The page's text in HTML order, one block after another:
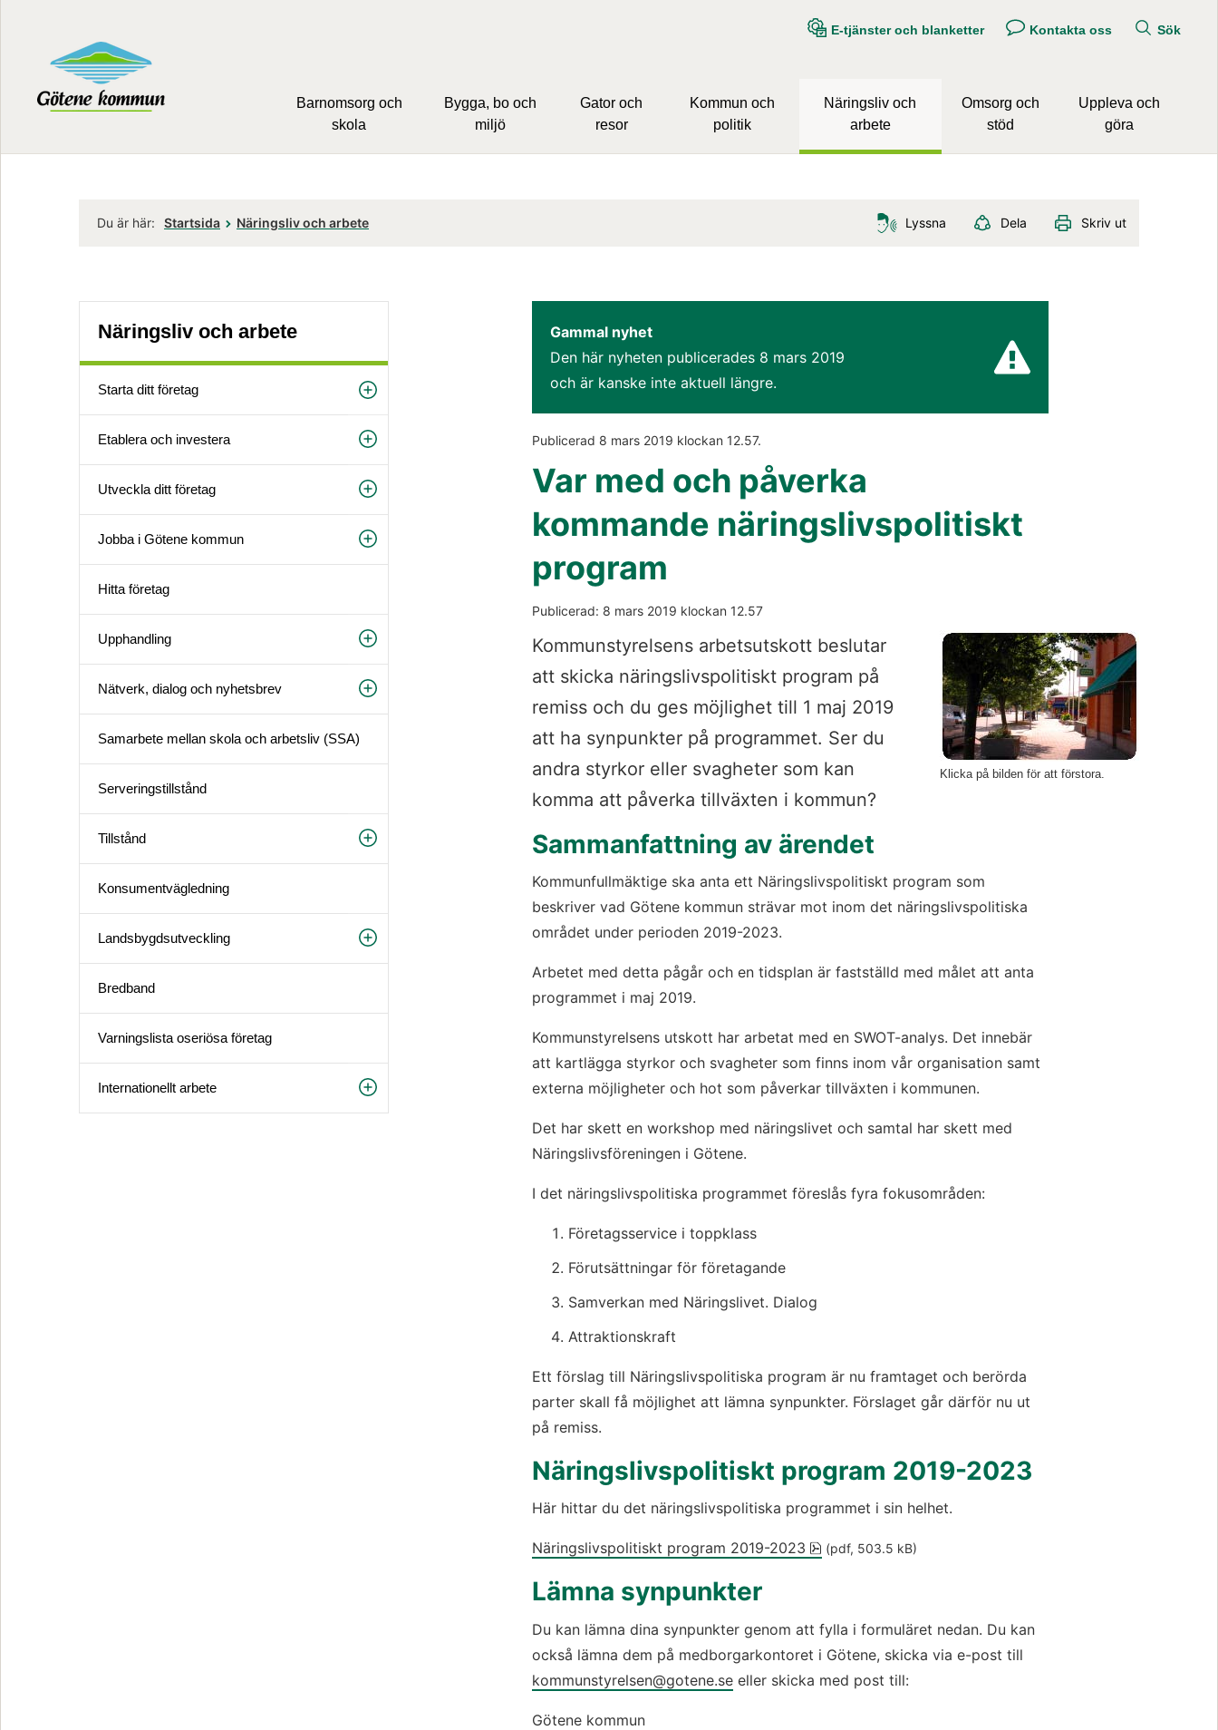
E-tjänster och blanketter Kontakta oss Sök
Barnomsorg och
skola
Bygga, bo och
miljö
Gator och
resor
Kommun och
politik
Näringsliv och
arbete
Omsorg och
stöd
Uppleva och
göra
Du är här: Startsida Näringsliv och arbete Lyssna Dela Skriv ut
Näringsliv och arbete
Starta ditt företag
Etablera och investera
Utveckla ditt företag
Jobba i Götene kommun
Hitta företag
Upphandling
Nätverk, dialog och nyhetsbrev
Samarbete mellan skola och arbetsliv (SSA)
Serveringstillstånd
Tillstånd
Konsument­vägledning
Landsbygds­utveckling
Bredband
Varningslista oseriösa företag
Internationellt arbete
Gammal nyhet
Den här nyheten publicerades 8 mars 2019
och är kanske inte aktuell längre.
Publicerad 8 mars 2019 klockan 12.57.
Var med och påverka
kommande näringslivspolitiskt
program
Publicerad: 8 mars 2019 klockan 12.57
Klicka på bilden för att förstora.
Kommunstyrelsens arbetsutskott beslutar
att skicka näringslivspolitiskt program på
remiss och du ges möjlighet till 1 maj 2019
att ha synpunkter på programmet. Ser du
andra styrkor eller svagheter som kan
komma att påverka tillväxten i kommun?
Sammanfattning av ärendet
Kommunfullmäktige ska anta ett Näringslivspolitiskt program som
beskriver vad Götene kommun strävar mot inom det näringslivspolitiska
området under perioden 2019-2023.
Arbetet med detta pågår och en tidsplan är fastställd med målet att anta
programmet i maj 2019.
Kommunstyrelsens utskott har arbetat med en SWOT-analys. Det innebär
att kartlägga styrkor och svagheter som finns inom vår organisation samt
externa möjligheter och hot som påverkar tillväxten i kommunen.
Det har skett en workshop med näringslivet och samtal har skett med
Näringslivsföreningen i Götene.
I det näringslivspolitiska programmet föreslås fyra fokusområden:
Företagsservice i toppklass
Förutsättningar för företagande
Samverkan med Näringslivet. Dialog
Attraktionskraft
Ett förslag till Näringslivspolitiska program är nu framtaget och berörda
parter skall få möjlighet att lämna synpunkter. Förslaget går därför nu ut
på remiss.
Näringslivspolitiskt program 2019-2023
Här hittar du det näringslivspolitiska programmet i sin helhet.
Näringslivspolitiskt program 2019-2023 pdf, 503.5 kB.
(pdf, 503.5 kB)
Lämna synpunkter
Du kan lämna dina synpunkter genom att fylla i formuläret nedan. Du kan
kommunstyrelsen@gotene.se eller skicka med post till:
Götene kommun